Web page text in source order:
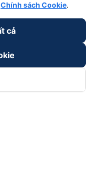
Chính sách Cookie.
cả